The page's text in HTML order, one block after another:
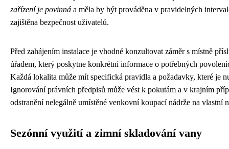
zařízení je povinná a měla by být prováděna v pravidelných
zajištěna bezpečnost uživatelů.
Před zahájením instalace je vhodné konzultovat záměr s místně
úřadem, který poskytne konkrétní informace o potřebných
Každá lokalita může mít specifická pravidla a požadavky, které je
Ignorování právních předpisů může vést k pokutám a v krajním
odstranění nelegálně umístěné venkovní koupací nádrže na vlastní
Sezónní využití a zimní skladování vany